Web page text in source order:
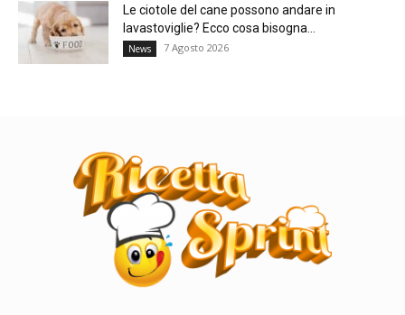
Le ciotole del cane possono andare in
lavastoviglie? Ecco cosa bisogna...
News 7 Agosto 2026